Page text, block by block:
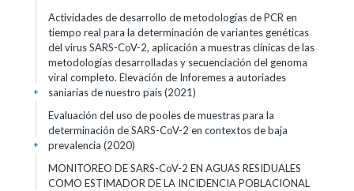
Actividades de desarrollo de metodologías de PCR en
tiempo real para la determinación de variantes genéticas
del virus SARS-CoV-2, aplicación a muestras clínicas de las
metodologías desarrolladas y secuenciación del genoma
viral completo. Elevación de Inforemes a autoriades
saniarias de nuestro país (2021)
+
Evaluación del uso de pooles de muestras para la
determinación de SARS-CoV-2 en contextos de baja
prevalencia (2020)
+
MONITOREO DE SARS-CoV-2 EN AGUAS RESIDUALES
COMO ESTIMADOR DE LA INCIDENCIA POBLACIONAL